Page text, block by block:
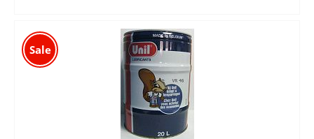
Sale